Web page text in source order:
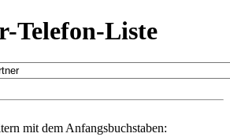
Telefon-Liste
mit dem Anfangsbuchstaben: